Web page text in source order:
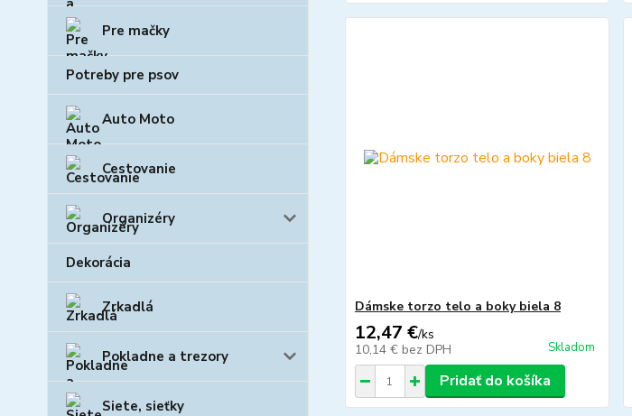
Pre mačky
Potreby pre psov
Auto Moto
Cestovanie
Organizéry
Dekorácia
Zrkadlá
Pokladne a trezory
Siete, sieťky
Dámske torzo telo a boky biela 8
12,47 €/ks
10,14 € bez DPH Skladom
Pridať do košíka